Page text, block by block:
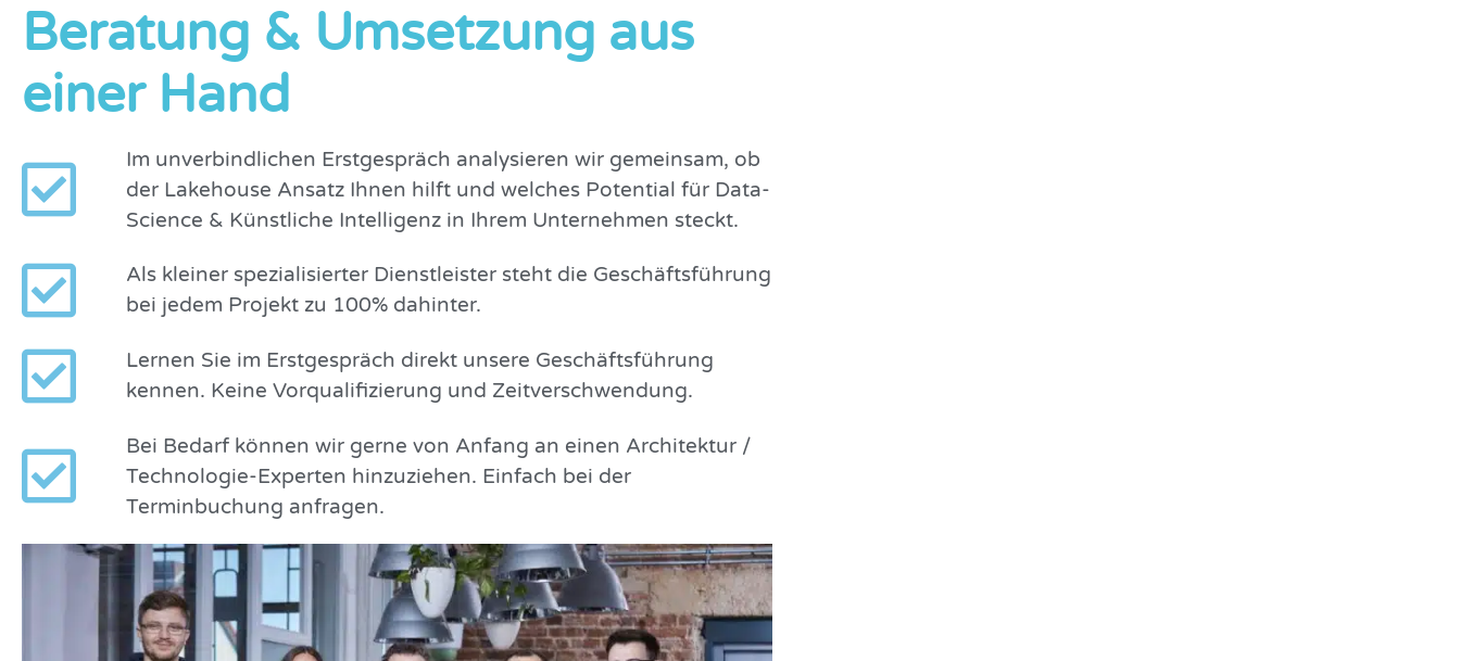
Beratung & Umsetzung aus
einer Hand
Im unverbindlichen Erstgespräch analysieren wir gemeinsam, ob
der Lakehouse Ansatz Ihnen hilft und welches Potential für Data-
Science & Künstliche Intelligenz in Ihrem Unternehmen steckt.
Als kleiner spezialisierter Dienstleister steht die Geschäftsführung
bei jedem Projekt zu 100% dahinter.
Lernen Sie im Erstgespräch direkt unsere Geschäftsführung
kennen. Keine Vorqualifizierung und Zeitverschwendung.
Bei Bedarf können wir gerne von Anfang an einen Architektur /
Technologie-Experten hinzuziehen. Einfach bei der
Terminbuchung anfragen.